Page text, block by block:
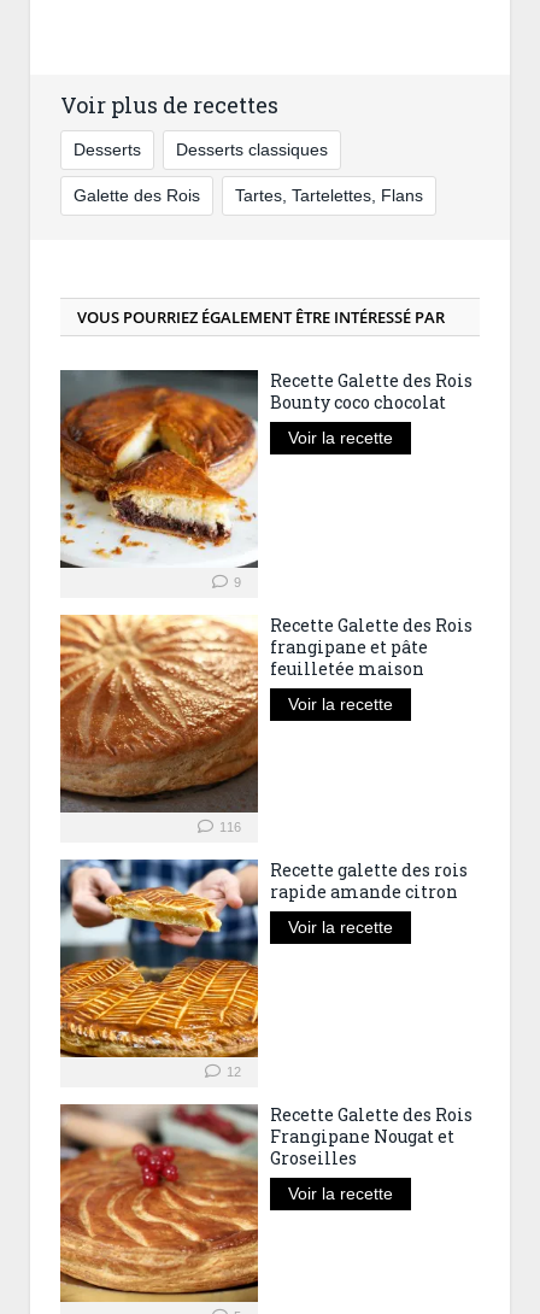
Voir plus de recettes
Desserts Desserts classiques
Galette des Rois Tartes, Tartelettes, Flans
VOUS POURRIEZ ÉGALEMENT ÊTRE INTÉRESSÉ PAR
9
Recette Galette des Rois
Bounty coco chocolat
Voir la recette
116
Recette Galette des Rois
frangipane et pâte
feuilletée maison
Voir la recette
12
Recette galette des rois
rapide amande citron
Voir la recette
Recette Galette des Rois
Frangipane Nougat et
Groseilles
Voir la recette